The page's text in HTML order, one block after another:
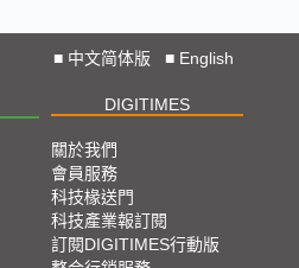
■ 中文简体版 ■ English
DIGITIMES
關於我們
會員服務
科技椽送門
科技產業報訂閱
訂閱DIGITIMES行動版